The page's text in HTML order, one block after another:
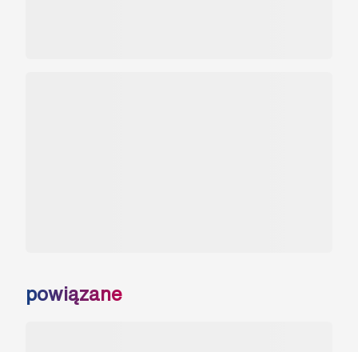
powiązane